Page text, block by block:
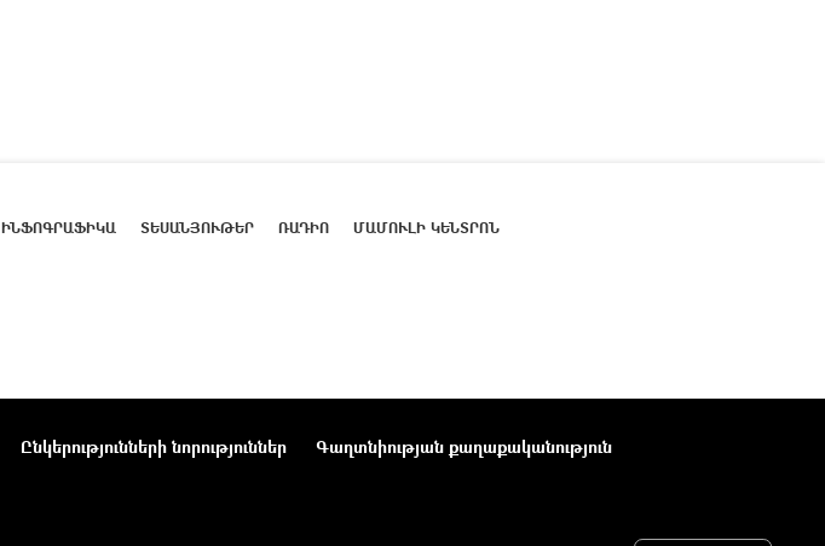
ԻՆՖՈԳՐԱՖԻԿԱ ՏԵՍԱՆՅՈՒԹԵՐ ՌԱԴԻՈ ՄԱՄՈՒԼԻ ԿԵՆՏՐՈՆ
Ընկերությունների նորություններ
Գաղտնիության քաղաքականություն